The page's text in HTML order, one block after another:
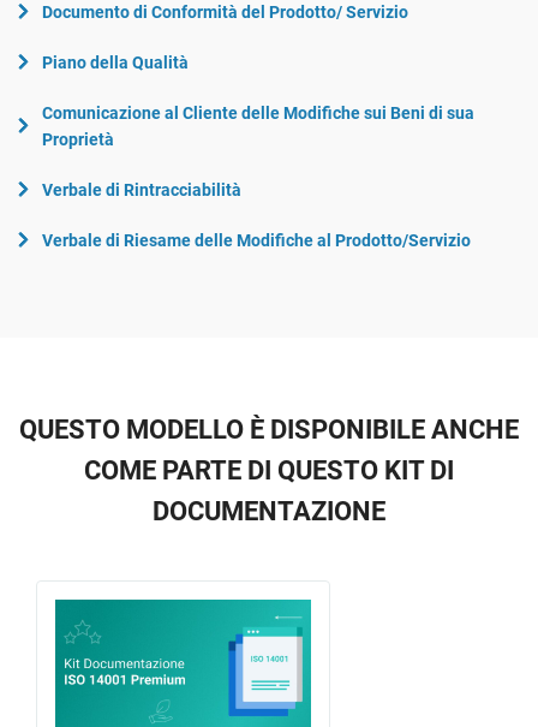
Documento di Conformità del Prodotto/ Servizio
Piano della Qualità
Comunicazione al Cliente delle Modifiche sui Beni di sua
Proprietà
Verbale di Rintracciabilità
Verbale di Riesame delle Modifiche al Prodotto/Servizio
QUESTO MODELLO È DISPONIBILE ANCHE
COME PARTE DI QUESTO KIT DI
DOCUMENTAZIONE